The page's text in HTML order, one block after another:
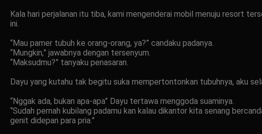
Kala hari perjalanan itu tiba, kami mengenderai mobil menuju resort
ini.
“Mau pamer tubuh ke orang-orang, ya?” candaku padanya.
“Mungkin,” jawabnya dengan tersenyum.
“Maksudmu?” tanyaku penasaran.
Dayu yang kutahu tak begitu suka mempertontonkan tubuhnya, aku
“Nggak ada, bukan apa-apa” Dayu tertawa menggoda suaminya.
“Sudah pernah kubilang padamu kan kalau dikantor kita senang
genit didepan para pria.”